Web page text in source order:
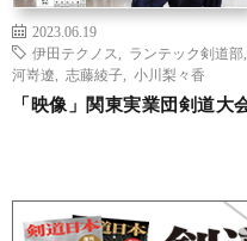
2023.06.19
伊田テクノス
ランテック剣道部
河嵜遼
志藤綾子 小川梨々香
「映像」関東実業団剣道大